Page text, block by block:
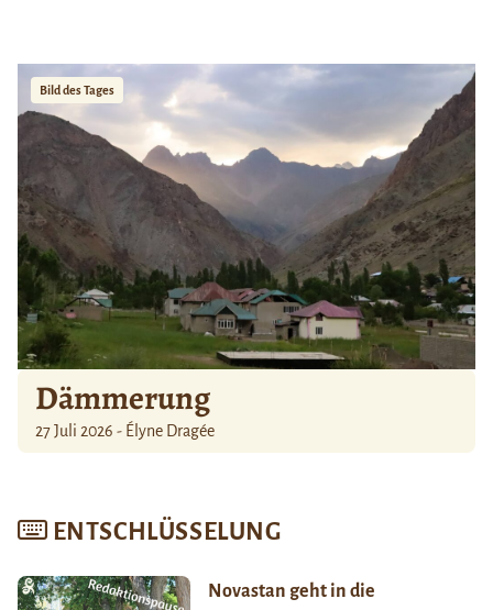
Bild des Tages
Dämmerung
27 Juli 2026 - Élyne Dragée
ENTSCHLÜSSELUNG
Novastan geht in die